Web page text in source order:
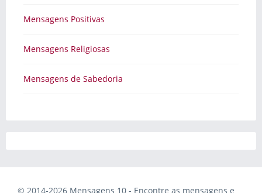
Mensagens Positivas
Mensagens Religiosas
Mensagens de Sabedoria
© 2014-2026 Mensagens 10 - Encontre as mensagens e